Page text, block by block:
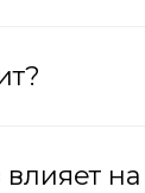
на